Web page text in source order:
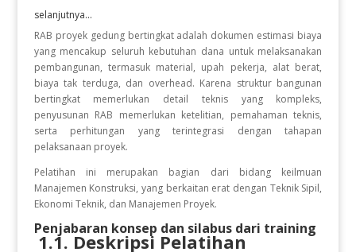
selanjutnya...
RAB proyek gedung bertingkat adalah dokumen estimasi biaya
yang mencakup seluruh kebutuhan dana untuk melaksanakan
pembangunan, termasuk material, upah pekerja, alat berat,
biaya tak terduga, dan overhead. Karena struktur bangunan
bertingkat memerlukan detail teknis yang kompleks,
penyusunan RAB memerlukan ketelitian, pemahaman teknis,
serta perhitungan yang terintegrasi dengan tahapan
pelaksanaan proyek.
Pelatihan ini merupakan bagian dari bidang keilmuan
Manajemen Konstruksi, yang berkaitan erat dengan Teknik Sipil,
Ekonomi Teknik, dan Manajemen Proyek.
Penjabaran konsep dan silabus dari training
1.1. Deskripsi Pelatihan